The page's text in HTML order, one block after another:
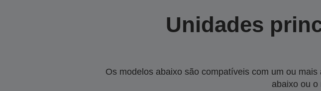
Unidades
Os modelos abaixo são compatíveis com um ou
abaixo ou o